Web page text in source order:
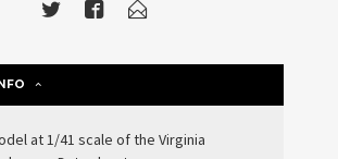
at 1/41 scale of theVirginia